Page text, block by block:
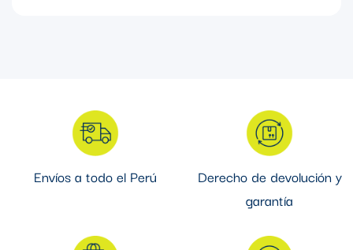
Envíos a todo el Perú
Derecho de devolución y
garantía